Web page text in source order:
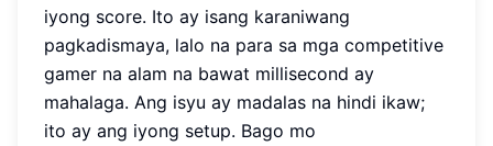
iyong score. Ito ay isang karaniwang
pagkadismaya, lalo na para sa mga competitive
gamer na alam na bawat millisecond ay
mahalaga. Ang isyu ay madalas na hindi ikaw;
ito ay ang iyong setup. Bago mo